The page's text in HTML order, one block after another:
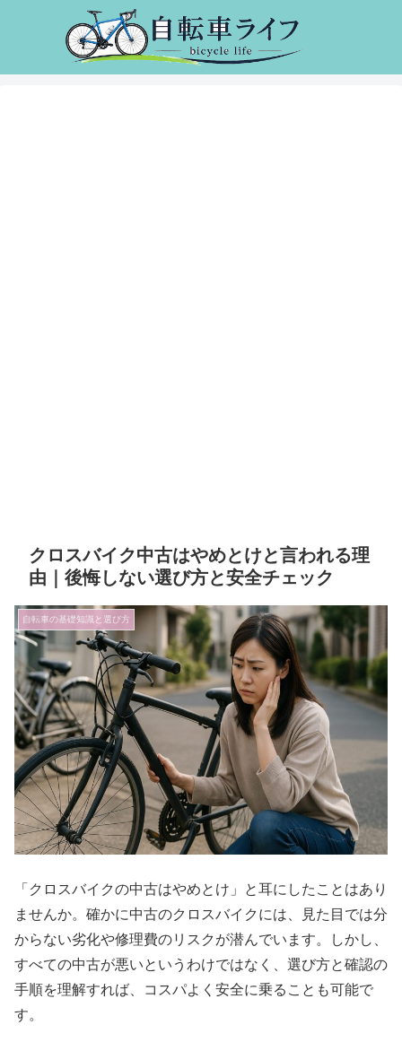
クロスバイク中古はやめとけと言われる理
由｜後悔しない選び方と安全チェック
自転車の基礎知識と選び方
「クロスバイクの中古はやめとけ」と耳にしたことはあり
ませんか。確かに中古のクロスバイクには、見た目では分
からない劣化や修理費のリスクが潜んでいます。しかし、
すべての中古が悪いというわけではなく、選び方と確認の
手順を理解すれば、コスパよく安全に乗ることも可能で
す。